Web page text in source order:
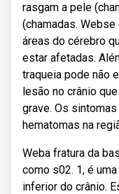
rasgam a pele
(chamadas.
áreas do cérebro
estar afetadas.
traqueia pode não
lesão no crânio
grave. Os
hematomas na
Weba fratura da
como s02. 1, é
inferior do crânio.